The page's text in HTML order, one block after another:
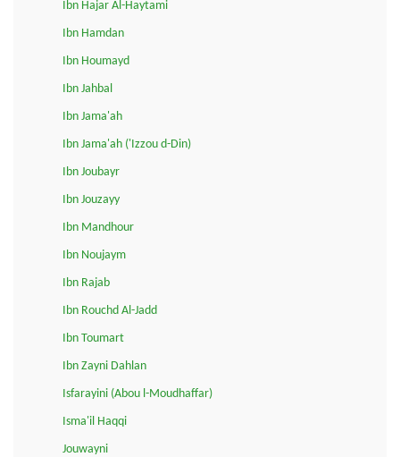
Ibn Hajar Al-Haytami
Ibn Hamdan
Ibn Houmayd
Ibn Jahbal
Ibn Jama'ah
Ibn Jama'ah ('Izzou d-Din)
Ibn Joubayr
Ibn Jouzayy
Ibn Mandhour
Ibn Noujaym
Ibn Rajab
Ibn Rouchd Al-Jadd
Ibn Toumart
Ibn Zayni Dahlan
Isfarayini (Abou l-Moudhaffar)
Isma'il Haqqi
Jouwayni